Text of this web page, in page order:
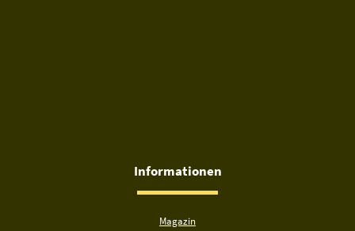
Informationen
Magazin